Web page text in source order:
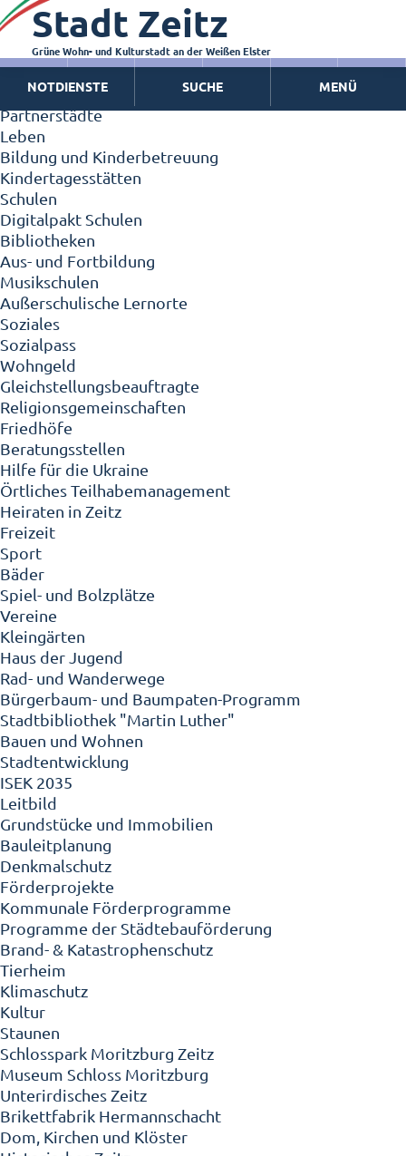
Zeitz - Die Kleinstadt
Willkommen in Zeitz!
Interview mit Oberbürgermeister Christian Thieme
Zeitz - Stadt der Zukunft
Ortschaften
Partnerstädte
Leben
Bildung und Kinderbetreuung
Kindertagesstätten
Schulen
Digitalpakt Schulen
Bibliotheken
Aus- und Fortbildung
Musikschulen
Außerschulische Lernorte
Soziales
Sozialpass
Wohngeld
Gleichstellungsbeauftragte
Religionsgemeinschaften
Friedhöfe
Beratungsstellen
Hilfe für die Ukraine
Örtliches Teilhabemanagement
Heiraten in Zeitz
Freizeit
Sport
Bäder
Spiel- und Bolzplätze
Vereine
Kleingärten
Haus der Jugend
Rad- und Wanderwege
Bürgerbaum- und Baumpaten-Programm
Stadtbibliothek "Martin Luther"
Bauen und Wohnen
Stadtentwicklung
ISEK 2035
Leitbild
Grundstücke und Immobilien
Bauleitplanung
Denkmalschutz
Förderprojekte
Kommunale Förderprogramme
Programme der Städtebauförderung
Brand- & Katastrophenschutz
Tierheim
Klimaschutz
Kultur
Staunen
Schlosspark Moritzburg Zeitz
Museum Schloss Moritzburg
Unterirdisches Zeitz
Brikettfabrik Hermannschacht
Dom, Kirchen und Klöster
Stadt Zeitz
Grüne Wohn- und Kulturstadt an der Weißen Elster
NOTDIENSTE SUCHE MENÜ